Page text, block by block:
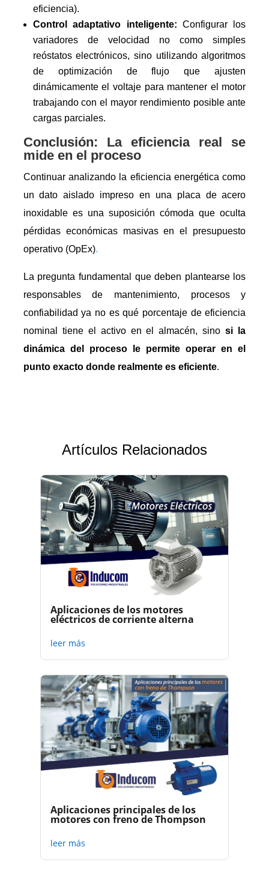
eficiencia).
Control adaptativo inteligente: Configurar los
variadores de velocidad no como simples
reóstatos electrónicos, sino utilizando algoritmos
de optimización de flujo que ajusten
dinámicamente el voltaje para mantener el motor
trabajando con el mayor rendimiento posible ante
cargas parciales.
Conclusión: La eficiencia real se
mide en el proceso
Continuar analizando la eficiencia energética como
un dato aislado impreso en una placa de acero
inoxidable es una suposición cómoda que oculta
pérdidas económicas masivas en el presupuesto
operativo (OpEx).
La pregunta fundamental que deben plantearse los
responsables de mantenimiento, procesos y
confiabilidad ya no es qué porcentaje de eficiencia
nominal tiene el activo en el almacén, sinosi la
dinámica del proceso le permite operar en el
punto exacto donde realmente es eficiente.
Artículos Relacionados
Aplicaciones de los motores
eléctricos de corriente alterna
leer más
Aplicaciones principales de los
motores con freno de Thompson
leer más